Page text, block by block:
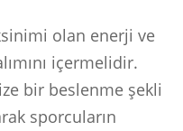
olan enerji ve
içermelidir.
bir beslenme şekli
sporcuların